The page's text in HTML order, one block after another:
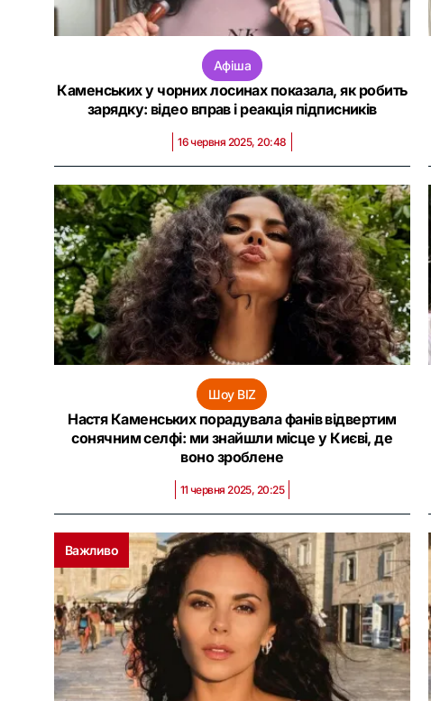
Афіша
Каменських у чорних лосинах показала, як робить
зарядку: відео вправ і реакція підписників
16 червня 2025, 20:48
Шоу BIZ
Настя Каменських порадувала фанів відвертим
сонячним селфі: ми знайшли місце у Києві, де
воно зроблене
11 червня 2025, 20:25
Важливо